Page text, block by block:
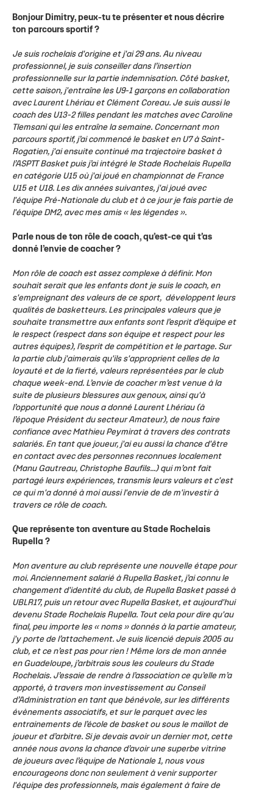
Bonjour Dimitry, peux-tu te présenter et nous décrire
ton parcours sportif ?
Je suis rochelais d'origine et j'ai 29 ans. Au niveau
professionnel, je suis conseiller dans l’insertion
professionnelle sur la partie indemnisation. Côté basket,
cette saison, j'entraîne les U9-1 garçons en collaboration
avec Laurent Lhériau et Clément Coreau. Je suis aussi le
coach des U13-2 filles pendant les matches avec Caroline
Tlemsani qui les entraîne la semaine. Concernant mon
parcours sportif, j’ai commencé le basket en U7 à Saint-
Rogatien, j'ai ensuite continué ma trajectoire basket à
l’ASPTT Basket puis j’ai intégré le Stade Rochelais Rupella
en catégorie U15 où j'ai joué en championnat de France
U15 et U18. Les dix années suivantes, j'ai joué avec
l'équipe Pré-Nationale du club et à ce jour je fais partie de
l'équipe DM2, avec mes amis « les légendes ».
Parle nous de ton rôle de coach, qu’est-ce qui t’as
donné l’envie de coacher ?
Mon rôle de coach est assez complexe à définir. Mon
souhait serait que les enfants dont je suis le coach, en
s'empreignant des valeurs de ce sport, développent leurs
qualités de basketteurs. Les principales valeurs que je
souhaite transmettre aux enfants sont l’esprit d’équipe et
le respect (respect dans son équipe et respect pour les
autres équipes), l’esprit de compétition et le partage. Sur
la partie club j'aimerais qu'ils s'approprient celles de la
loyauté et de la fierté, valeurs représentées par le club
chaque week-end. L’envie de coacher m’est venue à la
suite de plusieurs blessures aux genoux, ainsi qu'à
l’opportunité que nous a donné Laurent Lhériau (à
l’époque Président du secteur Amateur), de nous faire
confiance avec Mathieu Peymirat à travers des contrats
salariés. En tant que joueur, j'ai eu aussi la chance d'être
en contact avec des personnes reconnues localement
(Manu Gautreau, Christophe Baufils...) qui m’ont fait
partagé leurs expériences, transmis leurs valeurs et c'est
ce qui m'a donné à moi aussi l'envie de de m'investir à
travers ce rôle de coach.
Que représente ton aventure au Stade Rochelais
Rupella ?
Mon aventure au club représente une nouvelle étape pour
moi. Anciennement salarié à Rupella Basket, j’ai connu le
changement d'identité du club, de Rupella Basket passé à
UBLR17, puis un retour avec Rupella Basket, et aujourd'hui
devenu Stade Rochelais Rupella. Tout cela pour dire qu'au
final, peu importe les « noms » donnés à la partie amateur,
j'y porte de l’attachement. Je suis licencié depuis 2005 au
club, et ce n’est pas pour rien ! Même lors de mon année
en Guadeloupe, j’arbitrais sous les couleurs du Stade
Rochelais. J’essaie de rendre à l’association ce qu’elle m’a
apporté, à travers mon investissement au Conseil
d’Administration en tant que bénévole, sur les différents
évènements associatifs, et sur le parquet avec les
entrainements de l’école de basket ou sous le maillot de
joueur et d’arbitre. Si je devais avoir un dernier mot, cette
année nous avons la chance d’avoir une superbe vitrine
de joueurs avec l’équipe de Nationale 1, nous vous
encourageons donc non seulement à venir supporter
l'équipe des professionnels, mais également à faire de